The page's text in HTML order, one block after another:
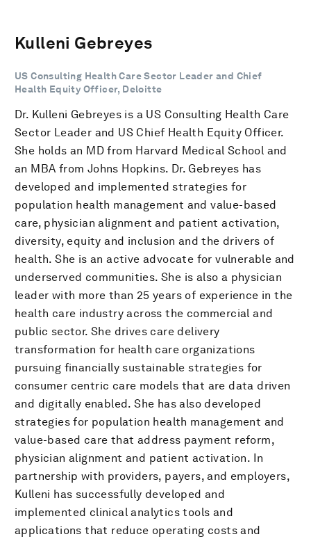
Kulleni Gebreyes
US Consulting Health Care Sector Leader and Chief
Health Equity Officer, Deloitte
Dr. Kulleni Gebreyes is a US Consulting Health Care
Sector Leader and US Chief Health Equity Officer.
She holds an MD from Harvard Medical School and
an MBA from Johns Hopkins. Dr. Gebreyes has
developed and implemented strategies for
population health management and value-based
care, physician alignment and patient activation,
diversity, equity and inclusion and the drivers of
health. She is an active advocate for vulnerable and
underserved communities. She is also a physician
leader with more than 25 years of experience in the
health care industry across the commercial and
public sector. She drives care delivery
transformation for health care organizations
pursuing financially sustainable strategies for
consumer centric care models that are data driven
and digitally enabled. She has also developed
strategies for population health management and
value-based care that address payment reform,
physician alignment and patient activation. In
partnership with providers, payers, and employers,
Kulleni has successfully developed and
implemented clinical analytics tools and
applications that reduce operating costs and